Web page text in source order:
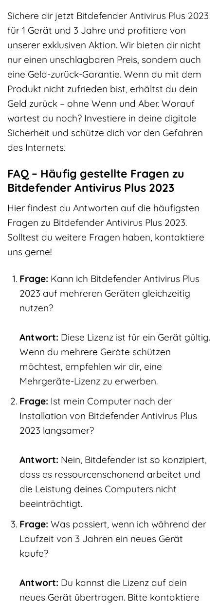
Sichere dir jetzt Bitdefender Antivirus Plus 2023
für 1 Gerät und 3 Jahre und profitiere von
unserer exklusiven Aktion. Wir bieten dir nicht
nur einen unschlagbaren Preis, sondern auch
eine Geld-zurück-Garantie. Wenn du mit dem
Produkt nicht zufrieden bist, erhältst du dein
Geld zurück – ohne Wenn und Aber. Worauf
wartest du noch? Investiere in deine digitale
Sicherheit und schütze dich vor den Gefahren
des Internets.
FAQ – Häufig gestellte Fragen zu
Bitdefender Antivirus Plus 2023
Hier findest du Antworten auf die häufigsten
Fragen zu Bitdefender Antivirus Plus 2023.
Solltest du weitere Fragen haben, kontaktiere
uns gerne!
Frage: Kann ich Bitdefender Antivirus Plus
2023 auf mehreren Geräten gleichzeitig
nutzen?
Antwort: Diese Lizenz ist für ein Gerät gültig.
Wenn du mehrere Geräte schützen
möchtest, empfehlen wir dir, eine
Mehrgeräte-Lizenz zu erwerben.
Frage: Ist mein Computer nach der
Installation von Bitdefender Antivirus Plus
2023 langsamer?
Antwort: Nein, Bitdefender ist so konzipiert,
dass es ressourcenschonend arbeitet und
die Leistung deines Computers nicht
beeinträchtigt.
Frage: Was passiert, wenn ich während der
Laufzeit von 3 Jahren ein neues Gerät
kaufe?
Antwort: Du kannst die Lizenz auf dein
neues Gerät übertragen. Bitte kontaktiere